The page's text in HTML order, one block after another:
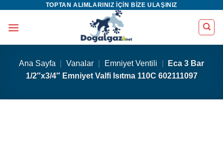
TOPTAN ALIMLARINIZ IÇIN BIZE ULAŞINIZ
Ana Sayfa Vanalar Emniyet Ventili
Eca 3 Bar
1/2″x3/4″ Emniyet Valfi Isıtma 110C 602111097